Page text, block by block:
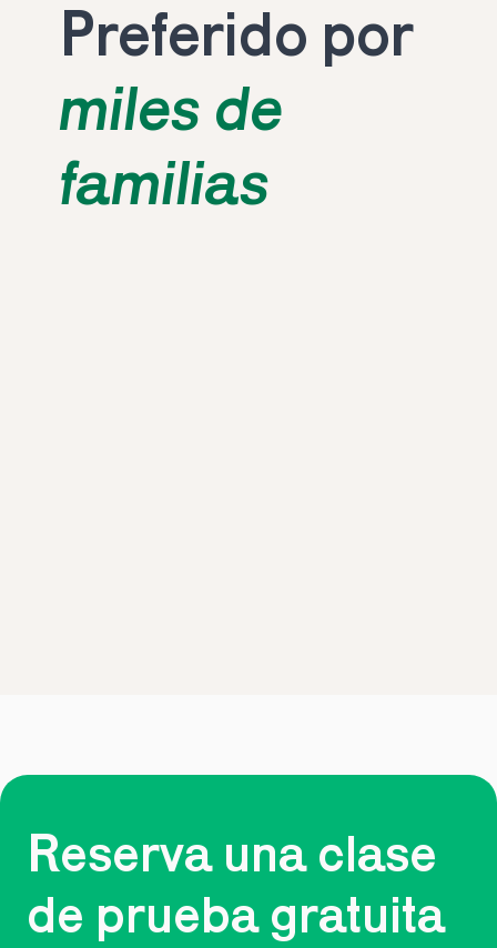
Preferido por
miles de
familias
Reserva una clase
de prueba gratuita